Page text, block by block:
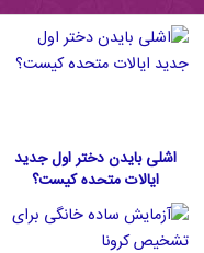
اشلی بایدن دختر اول جدید
ایالات متحده كيست؟